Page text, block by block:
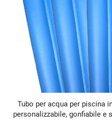
Tubo per acqua per piscina
personalizzabile, gonfiabile e